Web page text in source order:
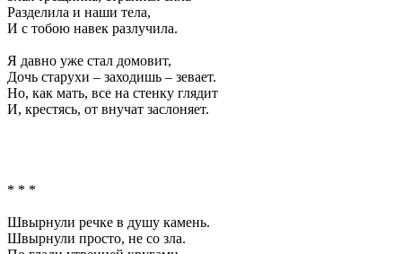
Разделила и наши тела,
И с тобою навек разлучила.
Я давно уже стал домовит,
Дочь старухи – заходишь – зевает.
Но, как мать, все на стенку глядит
И, крестясь, от внучат заслоняет.
* * *
Швырнули речке в душу камень.
Швырнули просто, не со зла.